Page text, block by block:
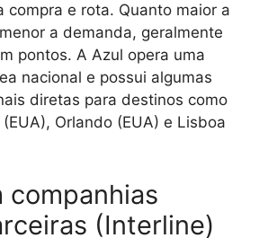
compra e rota. Quanto maior a
a demanda, geralmente
pontos. A Azul opera uma
nacional e possui algumas
diretas para destinos como
Orlando (EUA) e Lisboa
companhias
(Interline)